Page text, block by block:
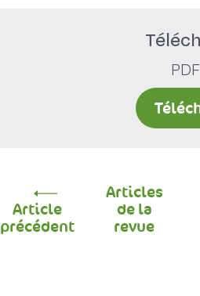
Article
précédent
Articles
de la
revue